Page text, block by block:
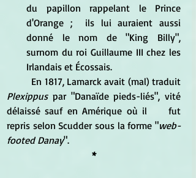
du papillon rappelant le Prince
d'Orange ;  ils lui auraient aussi
donné le nom de "King Billy",
surnom du roi Guillaume III chez les
Irlandais et Écossais.
Plexippus par "Danaïde pieds-liés", vité
délaissé sauf en Amérique où il 	fut
repris selon Scudder sous la forme "web-
footed Danay".
*